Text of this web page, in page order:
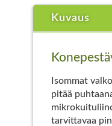
Kuvaus
Isommat
pitää
tarvittavaa